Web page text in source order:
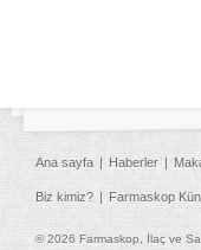
Ana sayfa Haberler
Biz kimiz? Farmaskop
© 2026 Farmaskop, İlaç ve